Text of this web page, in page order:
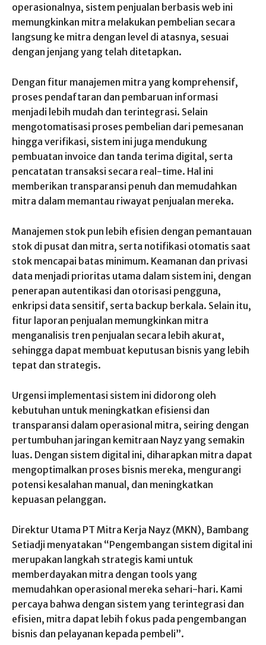
operasionalnya, sistem penjualan berbasis web ini
memungkinkan mitra melakukan pembelian secara
langsung ke mitra dengan level di atasnya, sesuai
dengan jenjang yang telah ditetapkan.
Dengan fitur manajemen mitra yang komprehensif,
proses pendaftaran dan pembaruan informasi
menjadi lebih mudah dan terintegrasi. Selain
mengotomatisasi proses pembelian dari pemesanan
hingga verifikasi, sistem ini juga mendukung
pembuatan invoice dan tanda terima digital, serta
pencatatan transaksi secara real-time. Hal ini
memberikan transparansi penuh dan memudahkan
mitra dalam memantau riwayat penjualan mereka.
Manajemen stok pun lebih efisien dengan pemantauan
stok di pusat dan mitra, serta notifikasi otomatis saat
stok mencapai batas minimum. Keamanan dan privasi
data menjadi prioritas utama dalam sistem ini, dengan
penerapan autentikasi dan otorisasi pengguna,
enkripsi data sensitif, serta backup berkala. Selain itu,
fitur laporan penjualan memungkinkan mitra
menganalisis tren penjualan secara lebih akurat,
sehingga dapat membuat keputusan bisnis yang lebih
tepat dan strategis.
Urgensi implementasi sistem ini didorong oleh
kebutuhan untuk meningkatkan efisiensi dan
transparansi dalam operasional mitra, seiring dengan
pertumbuhan jaringan kemitraan Nayz yang semakin
luas. Dengan sistem digital ini, diharapkan mitra dapat
mengoptimalkan proses bisnis mereka, mengurangi
potensi kesalahan manual, dan meningkatkan
kepuasan pelanggan.
Direktur Utama PT Mitra Kerja Nayz (MKN), Bambang
Setiadji menyatakan “Pengembangan sistem digital ini
merupakan langkah strategis kami untuk
memberdayakan mitra dengan tools yang
memudahkan operasional mereka sehari-hari. Kami
percaya bahwa dengan sistem yang terintegrasi dan
efisien, mitra dapat lebih fokus pada pengembangan
bisnis dan pelayanan kepada pembeli”.